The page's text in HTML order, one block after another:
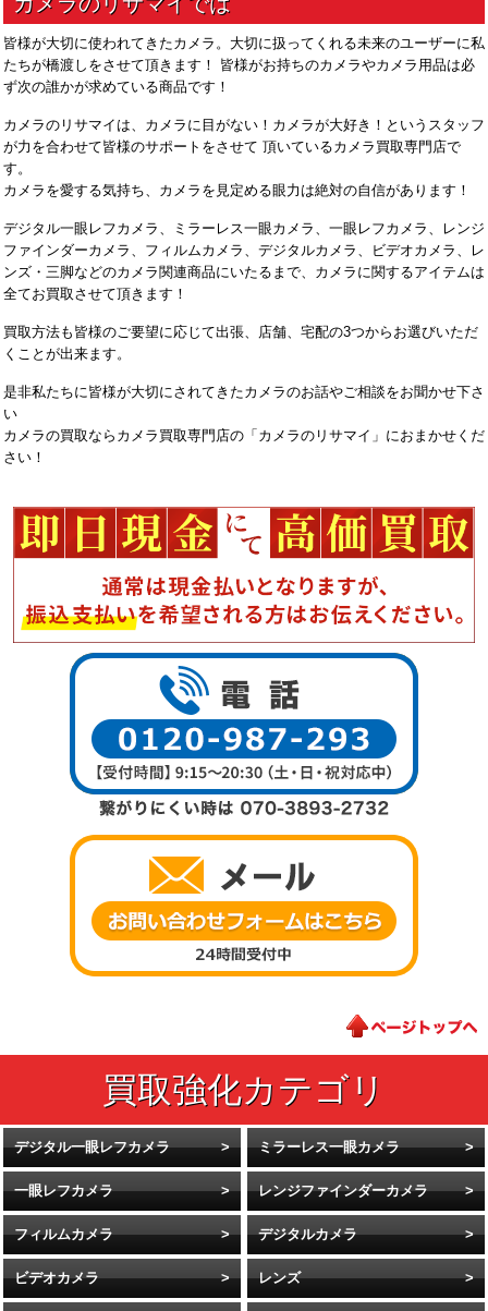
皆様が大切に使われてきたカメラ。大切に扱ってくれる未来のユーザーに私
たちが橋渡しをさせて頂きます！ 皆様がお持ちのカメラやカメラ用品は必
ず次の誰かが求めている商品です！
カメラのリサマイは、カメラに目がない！カメラが大好き！というスタッフ
が力を合わせて皆様のサポートをさせて 頂いているカメラ買取専門店で
す。
カメラを愛する気持ち、カメラを見定める眼力は絶対の自信があります！
デジタル一眼レフカメラ、ミラーレス一眼カメラ、一眼レフカメラ、レンジ
ファインダーカメラ、フィルムカメラ、デジタルカメラ、ビデオカメラ、レ
ンズ・三脚などのカメラ関連商品にいたるまで、カメラに関するアイテムは
全てお買取させて頂きます！
買取方法も皆様のご要望に応じて出張、店舗、宅配の3つからお選びいただ
くことが出来ます。
是非私たちに皆様が大切にされてきたカメラのお話やご相談をお聞かせ下さ
い
カメラの買取ならカメラ買取専門店の「カメラのリサマイ」におまかせくだ
さい！
デジタル一眼レフカメラ ミラーレス一眼カメラ
一眼レフカメラ レンジファインダーカメラ
フィルムカメラ デジタルカメラ
ビデオカメラ レンズ